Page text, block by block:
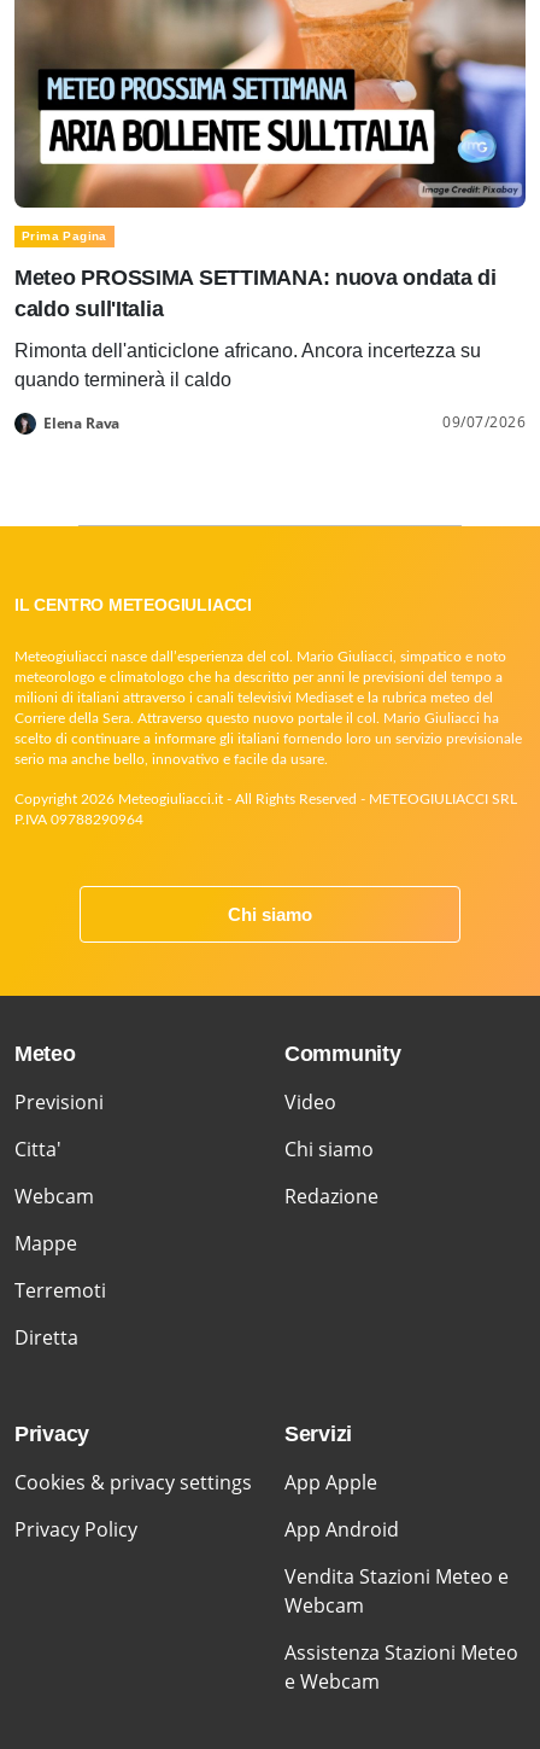
Prima Pagina
Meteo PROSSIMA SETTIMANA: nuova ondata di
caldo sull'Italia
Rimonta dell'anticiclone africano. Ancora incertezza su
quando terminerà il caldo
Elena Rava 09/07/2026
IL CENTRO METEOGIULIACCI
Meteogiuliacci nasce dall’esperienza del col. Mario Giuliacci, simpatico e noto
meteorologo e climatologo che ha descritto per anni le previsioni del tempo a
milioni di italiani attraverso i canali televisivi Mediaset e la rubrica meteo del
Corriere della Sera. Attraverso questo nuovo portale il col. Mario Giuliacci ha
scelto di continuare a informare gli italiani fornendo loro un servizio previsionale
serio ma anche bello, innovativo e facile da usare.
Copyright 2026 Meteogiuliacci.it - All Rights Reserved - METEOGIULIACCI SRL
P.IVA 09788290964
Chi siamo
Meteo
Previsioni
Citta'
Webcam
Mappe
Terremoti
Diretta
Community
Video
Chi siamo
Redazione
Privacy
Cookies & privacy settings
Privacy Policy
Servizi
App Apple
App Android
Vendita Stazioni Meteo e
Webcam
Assistenza Stazioni Meteo
e Webcam